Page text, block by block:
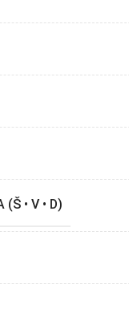
• V • D)